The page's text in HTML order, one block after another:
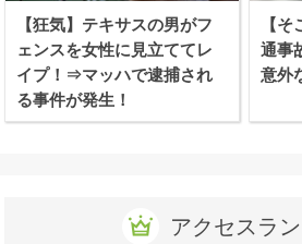
【狂気】テキサスの男がフ
ェンスを女性に見立ててレ
イプ！⇒マッハで逮捕され
る事件が発生！
【
通事
意外
アクセスラ